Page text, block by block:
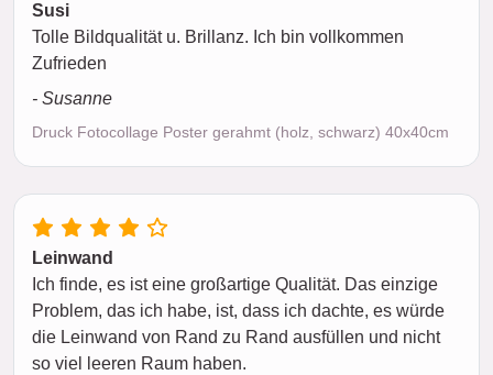
Susi
Tolle Bildqualität u. Brillanz. Ich bin vollkommen
Zufrieden
- Susanne
Druck Fotocollage Poster gerahmt (holz, schwarz) 40x40cm
Leinwand
Ich finde, es ist eine großartige Qualität. Das einzige
Problem, das ich habe, ist, dass ich dachte, es würde
die Leinwand von Rand zu Rand ausfüllen und nicht
so viel leeren Raum haben.